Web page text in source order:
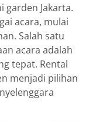
garden Jakarta.
acara, mulai
Salah satu
acara adalah
tepat. Rental
menjadi pilihan